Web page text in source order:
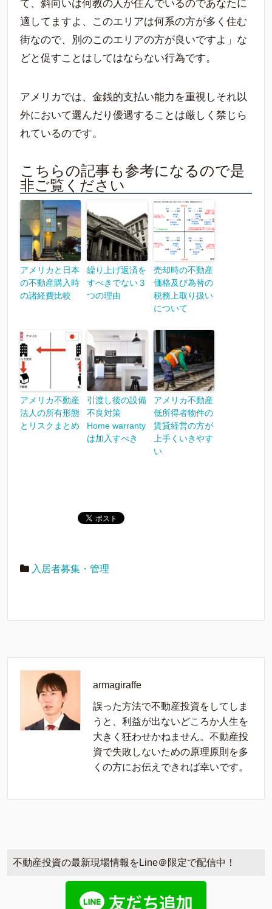
て、斜向いは何教の人が住んでいるのであなたに
適してますよ、このエリアは何系の方が多く住む
街なので、別のこのエリアの方が良いですよ」な
どと促すことはしてはならない行為です。
アメリカでは、金銭的支払い能力を重視しそれ以
外において選んだり優遇することは厳しく禁じら
れているのです。
こちらの記事も参考になるので是
非ご覧ください
アメリカと日本
の不動産購入時
の諸経費比較
繰り上げ返済を
すべきでない３
つの理由
売却時の不動産
価格及び為替の
税務上取り扱い
について
アメリカ不動産
法人の所有形態
とリスクまとめ
引渡し後の設備
不良対策
Home warranty
は加入すべき
アメリカ不動産
低所得者物件の
賃貸経営の方が
上手くいきやす
い
入居者募集・管理
armagiraffe
誤った方法で不動産投資をしてしま
うと、利益が出ないどころか人生を
大きく狂わせかねません。不動産投
資で失敗しないための原理原則を多
くの方にお伝えできれば幸いです。
不動産投資の最新現場情報をLine＠限定で配信中！